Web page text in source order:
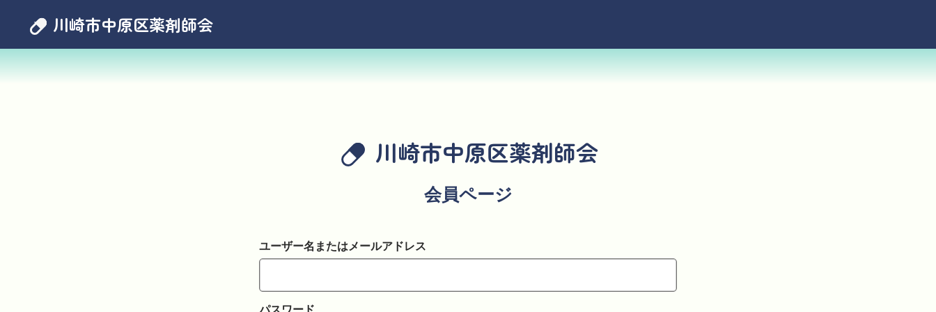
川崎市中原区薬剤師会
川崎市中原区薬剤師会
会員ページ
ユーザー名またはメールアドレス
パスワード